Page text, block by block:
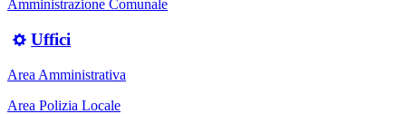
Amministrazione Comunale
Uffici
Area Amministrativa
Area Polizia Locale